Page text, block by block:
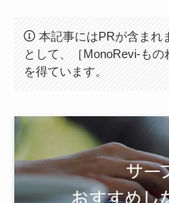
本記事にはPRが含まれ
として、［MonoRevi-も
を得ています。